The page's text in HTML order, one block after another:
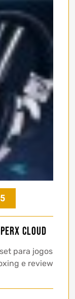
CLOUD
para jogos
e review